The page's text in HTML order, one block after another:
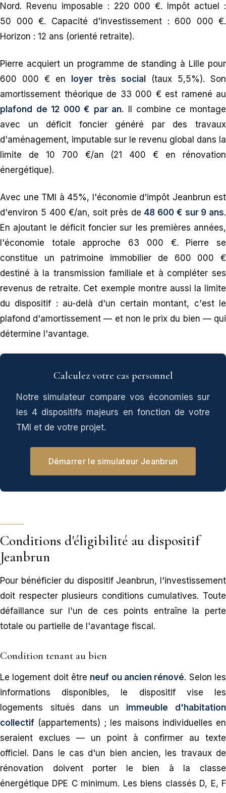
Nord. Revenu imposable : 220 000 €. Impôt actuel :
50 000 €. Capacité d'investissement : 600 000 €.
Horizon : 12 ans (orienté retraite).
Pierre acquiert un programme de standing à Lille pour
600 000 € en
loyer très social
(taux 5,5%). Son
amortissement théorique de 33 000 € est ramené au
plafond de 12 000 € par an. Il combine ce montage
avec un déficit foncier généré par des travaux
d'aménagement, imputable sur le revenu global dans la
limite de 10 700 €/an (21 400 € en rénovation
énergétique).
Avec une TMI à 45%, l'économie d'impôt Jeanbrun est
d'environ 5 400 €/an, soit près de 48 600 € sur 9 ans.
En ajoutant le déficit foncier sur les premières années,
l'économie totale approche 63 000 €. Pierre se
constitue un patrimoine immobilier de 600 000 €
destiné à la transmission familiale et à compléter ses
revenus de retraite. Cet exemple montre aussi la limite
du dispositif : au-delà d'un certain montant, c'est le
plafond d'amortissement — et non le prix du bien — qui
détermine l'avantage.
Calculez votre cas personnel
Notre simulateur compare vos économies sur
les 4 dispositifs majeurs en fonction de votre
TMI et de votre projet.
Démarrer le simulateur Jeanbrun
Conditions d'éligibilité au dispositif
Jeanbrun
Pour bénéficier du dispositif Jeanbrun, l'investissement
doit respecter plusieurs conditions cumulatives. Toute
défaillance sur l'un de ces points entraîne la perte
totale ou partielle de l'avantage fiscal.
Condition tenant au bien
Le logement doit être neuf ou ancien rénové. Selon les
informations disponibles, le dispositif vise les
logements situés dans un immeuble d'habitation
collectif (appartements) ; les maisons individuelles en
seraient exclues — un point à confirmer au texte
officiel. Dans le cas d'un bien ancien, les travaux de
rénovation doivent porter le bien à la classe
énergétique DPE C minimum. Les biens classés D, E, F